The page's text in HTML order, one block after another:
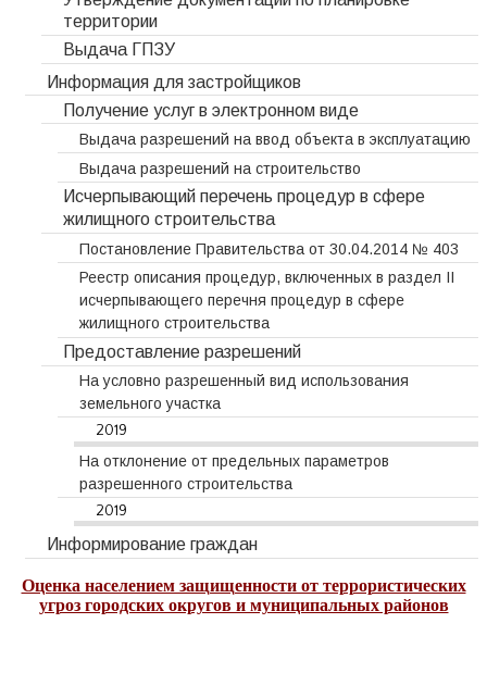
территории
Выдача ГПЗУ
Информация для застройщиков
Получение услуг в электронном виде
Выдача разрешений на ввод объекта в эксплуатацию
Выдача разрешений на строительство
Исчерпывающий перечень процедур в сфере
жилищного строительства
Постановление Правительства от 30.04.2014 № 403
Реестр описания процедур, включенных в раздел II
исчерпывающего перечня процедур в сфере
жилищного строительства
Предоставление разрешений
На условно разрешенный вид использования
земельного участка
2019
На отклонение от предельных параметров
разрешенного строительства
2019
Информирование граждан
Оценка населением защищенности от террористических
угроз городских округов и муниципальных районов